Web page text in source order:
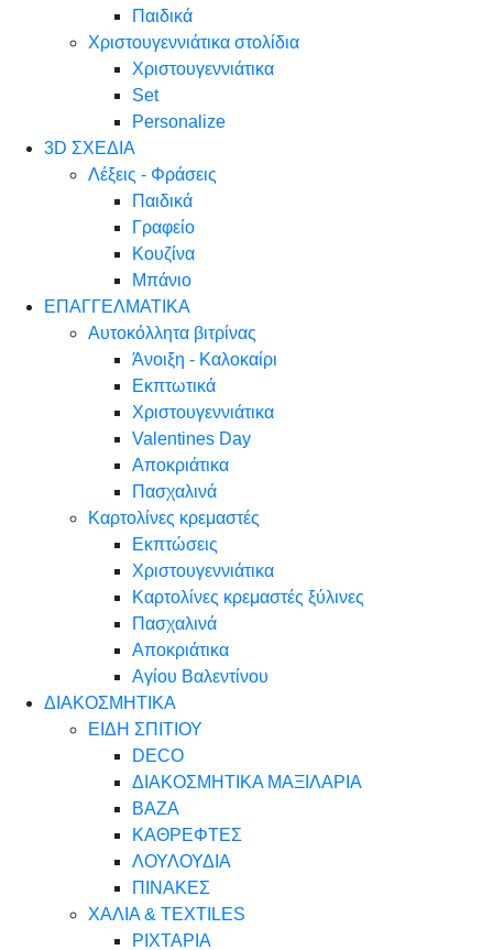
Παιδικά
Χριστουγεννιάτικα στολίδια
Χριστουγεννιάτικα
Set
Personalize
3D ΣΧΕΔΙΑ
Λέξεις - Φράσεις
Παιδικά
Γραφείο
Κουζίνα
Μπάνιο
ΕΠΑΓΓΕΛΜΑΤΙΚΑ
Αυτοκόλλητα βιτρίνας
Άνοιξη - Καλοκαίρι
Εκπτωτικά
Χριστουγεννιάτικα
Valentines Day
Αποκριάτικα
Πασχαλινά
Καρτολίνες κρεμαστές
Εκπτώσεις
Χριστουγεννιάτικα
Καρτολίνες κρεμαστές ξύλινες
Πασχαλινά
Αποκριάτικα
Αγίου Βαλεντίνου
ΔΙΑΚΟΣΜΗΤΙΚΑ
ΕΙΔΗ ΣΠΙΤΙΟΥ
DECO
ΔΙΑΚΟΣΜΗΤΙΚΑ ΜΑΞΙΛΑΡΙΑ
ΒΑΖΑ
ΚΑΘΡΕΦΤΕΣ
ΛΟΥΛΟΥΔΙΑ
ΠΙΝΑΚΕΣ
ΧΑΛΙΑ & TEXTILES
ΡΙΧΤΑΡΙΑ